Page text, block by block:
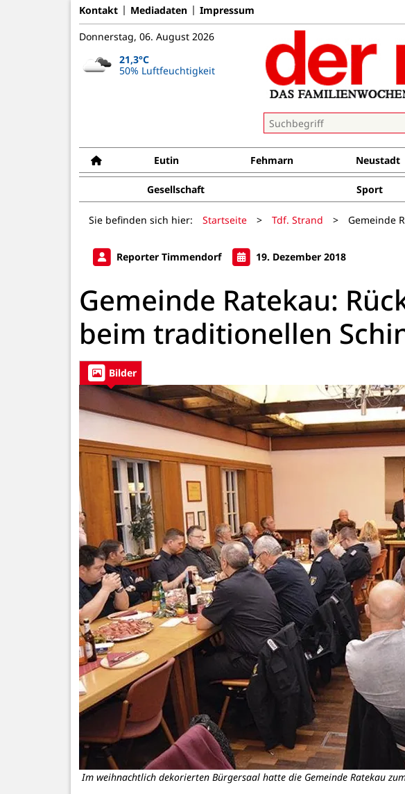
Kontakt Mediadaten Impressum
Donnerstag, 06. August 2026
21,3°C
50% Luftfeuchtigkeit
Eutin Fehmarn Neustadt
Gesellschaft Sport
Sie befinden sich hier: Startseite > Tdf. Strand > Gemeinde
Reporter Timmendorf 19. Dezember 2018
Gemeinde Ratekau:
beim traditionellen
Bilder
Im weihnachtlich dekorierten Bürgersaal hatte die Gemeinde Ratekau